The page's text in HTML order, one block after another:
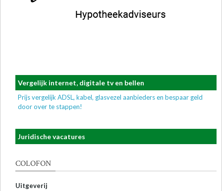
Vergelijk internet, digitale tv en bellen
Prijs vergelijk ADSL, kabel, glasvezel aanbieders en bespaar geld
door over te stappen!
Juridische vacatures
COLOFON
Uitgeverij